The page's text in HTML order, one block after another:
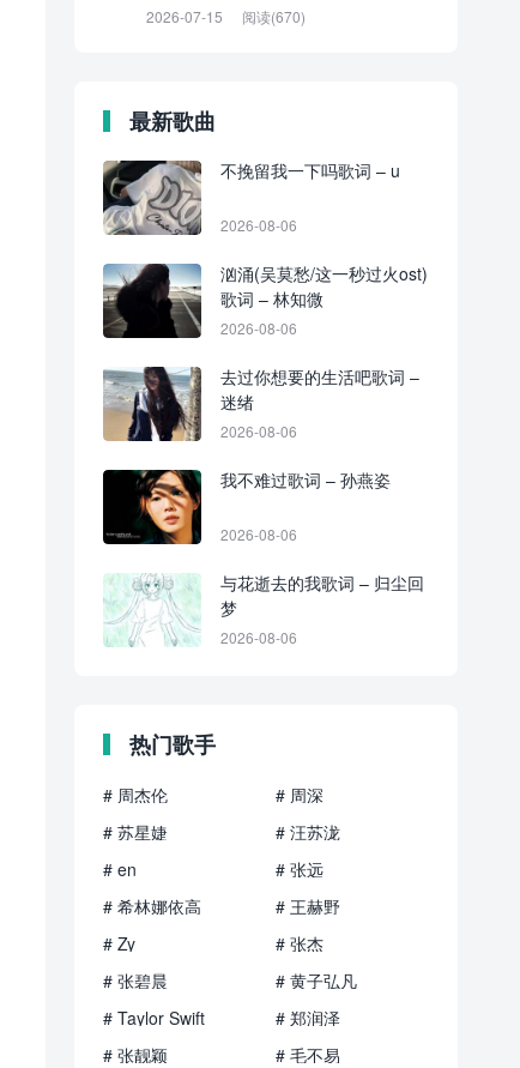
2026-07-15 阅读(670)
最新歌曲
不挽留我一下吗歌词 – u
2026-08-06
汹涌(吴莫愁/这一秒过火ost)
歌词 – 林知微
2026-08-06
去过你想要的生活吧歌词 –
迷绪
2026-08-06
我不难过歌词 – 孙燕姿
2026-08-06
与花逝去的我歌词 – 归尘回
梦
2026-08-06
热门歌手
# 周杰伦
# 周深
# 苏星婕
# 汪苏泷
# en
# 张远
# 希林娜依高
# 王赫野
# Zy
# 张杰
# 张碧晨
# 黄子弘凡
# Taylor Swift
# 郑润泽
# 张靓颖
# 毛不易